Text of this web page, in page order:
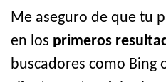
Me aseguro de que tu
en los primeros
buscadores como Bing